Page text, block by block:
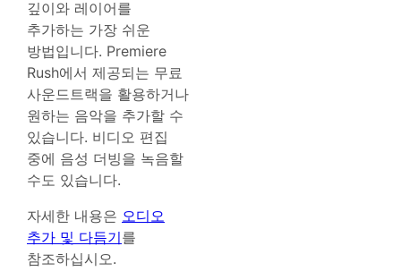
깊이와 레이어를
추가하는 가장 쉬운
방법입니다. Premiere
Rush에서 제공되는 무료
사운드트랙을 활용하거나
원하는 음악을 추가할 수
있습니다. 비디오 편집
중에 음성 더빙을 녹음할
수도 있습니다.
자세한 내용은 오디오
추가 및 다듬기를
참조하십시오.